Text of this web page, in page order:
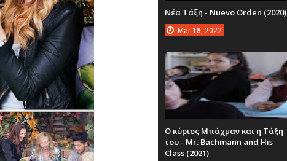
Νέα Τάξη - Nuevo Orden (2020)
Mar 18, 2022
Ο κύριος Μπάχμαν και η Τάξη
του - Mr. Bachmann and His
Class (2021)